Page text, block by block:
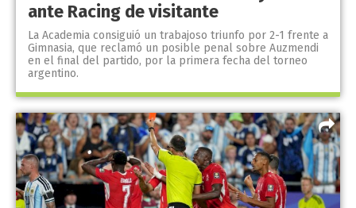
ante Racing de visitante
La Academia consiguió un trabajoso triunfo por 2-1 frente a
Gimnasia, que reclamó un posible penal sobre Auzmendi
en el final del partido, por la primera fecha del torneo
argentino.